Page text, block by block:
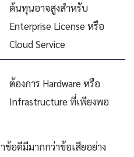
ต้นทุนอาจสูงสำหรับ
Enterprise License หรือ
Cloud Service
ต้องการ Hardware หรือ
Infrastructure ที่เพียงพอ
ข้อดีมีมากกว่าข้อเสียอย่าง